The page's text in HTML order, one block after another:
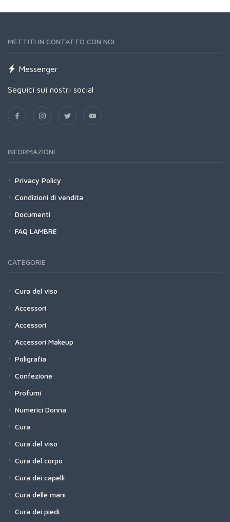
METTITI IN CONTATTO CON NOI
Messenger
Seguici sui nostri social
INFORMAZIONI
Privacy Policy
Condizioni di vendita
Documenti
FAQ LAMBRE
CATEGORIE
Cura del viso
Accessori
Accessori
Accessori Makeup
Poligrafia
Confezione
Profumi
Numerici Donna
Cura
Cura del viso
Cura del corpo
Cura dei capelli
Cura delle mani
Cura dei piedi